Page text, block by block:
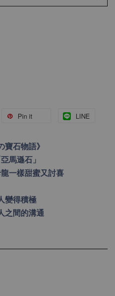
Pin it LINE
寶石物語》
馬遜石」
一樣甜蜜又討喜
變得積極
之間的溝通